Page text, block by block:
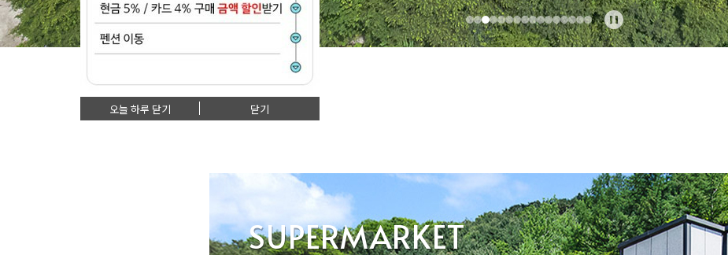
오늘 하루 닫기 닫기
SUPERMARKET